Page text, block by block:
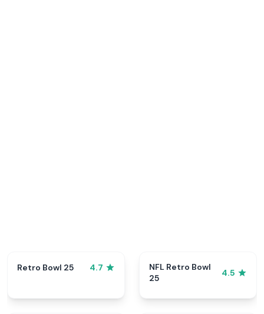
Retro Bowl 25 4.7
NFL Retro Bowl
25
4.5